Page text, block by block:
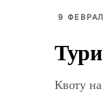
9
Квоту